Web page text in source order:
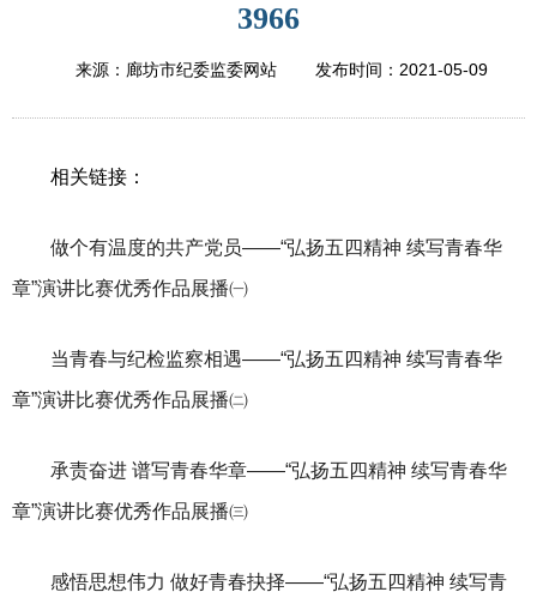
3966
来源：廊坊市纪委监委网站 发布时间： 2021-05-09
相关链接：
做个有温度的共产党员——“弘扬五四精神 续写青春华
章”演讲比赛优秀作品展播㈠
当青春与纪检监察相遇——“弘扬五四精神 续写青春华
章”演讲比赛优秀作品展播㈡
承责奋进 谱写青春华章——“弘扬五四精神 续写青春华
章”演讲比赛优秀作品展播㈢
感悟思想伟力 做好青春抉择——“弘扬五四精神 续写青